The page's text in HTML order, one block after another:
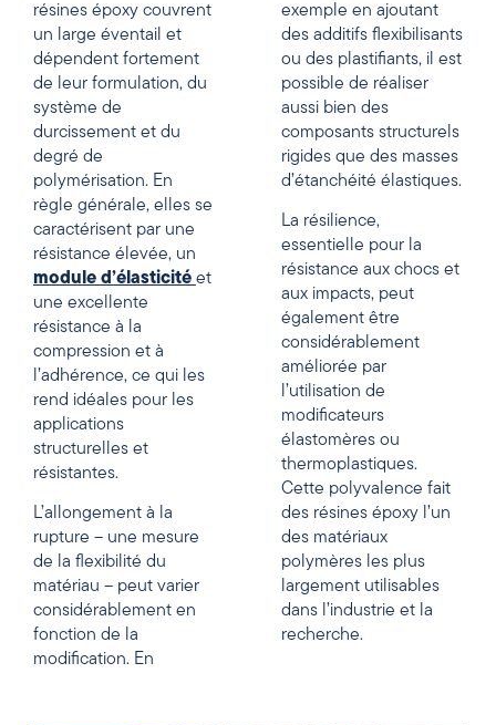
résines époxy couvrent
un large éventail et
dépendent fortement
de leur formulation, du
système de
durcissement et du
degré de
polymérisation. En
règle générale, elles se
caractérisent par une
résistance élevée, un
module d’élasticité et
une excellente
résistance à la
compression et à
l’adhérence, ce qui les
rend idéales pour les
applications
structurelles et
résistantes.
L’allongement à la
rupture – une mesure
de la flexibilité du
matériau – peut varier
considérablement en
fonction de la
modification. En
exemple en ajoutant
des additifs flexibilisants
ou des plastifiants, il est
possible de réaliser
aussi bien des
composants structurels
rigides que des masses
d’étanchéité élastiques.
La résilience,
essentielle pour la
résistance aux chocs et
aux impacts, peut
également être
considérablement
améliorée par
l’utilisation de
modificateurs
élastomères ou
thermoplastiques.
Cette polyvalence fait
des résines époxy l’un
des matériaux
polymères les plus
largement utilisables
dans l’industrie et la
recherche.